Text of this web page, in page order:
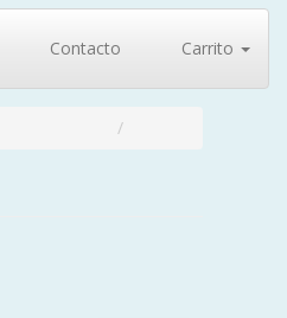
Contacto Carrito